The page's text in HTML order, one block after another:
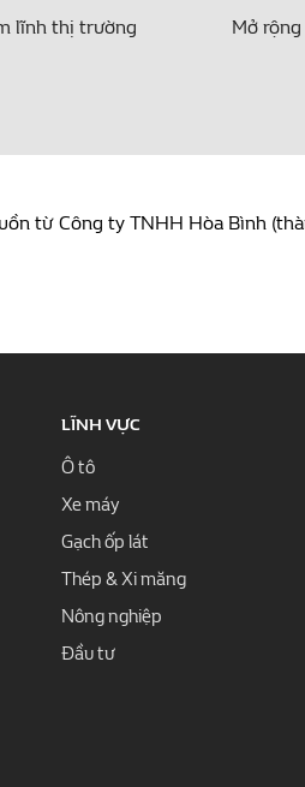
lĩnh thị trường
Mở
từ Công ty TNHH Hòa Bình
LĨNH VỰC
Ô tô
Xe máy
Gạch ốp lát
Thép & Xi măng
Nông nghiệp
Đầu tư